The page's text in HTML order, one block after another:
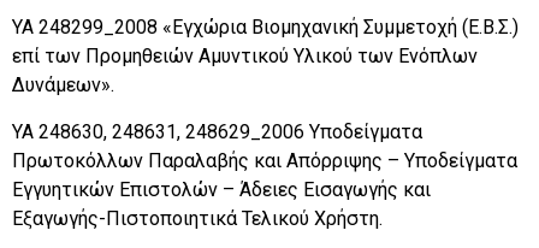
ΥΑ 248299_2008 «Εγχώρια Βιομηχανική Συμμετοχή (Ε.Β.Σ.)
επί των Προμηθειών Αμυντικού Υλικού των Ενόπλων
Δυνάμεων».
ΥΑ 248630, 248631, 248629_2006 Υποδείγματα
Πρωτοκόλλων Παραλαβής και Απόρριψης – Υποδείγματα
Εγγυητικών Επιστολών – Άδειες Εισαγωγής και
Εξαγωγής-Πιστοποιητικά Τελικού Χρήστη.